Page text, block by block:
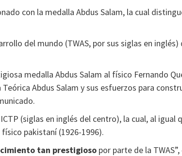
con la medalla Abdus Salam, la cual
del mundo (TWAS, por sus siglas en
medalla Abdus Salam al físico Fernando
Abdus Salam y sus esfuerzos para
(siglas en inglés del centro), la cual, al igual
pakistaní (1926-1996).
tan prestigioso por parte de la